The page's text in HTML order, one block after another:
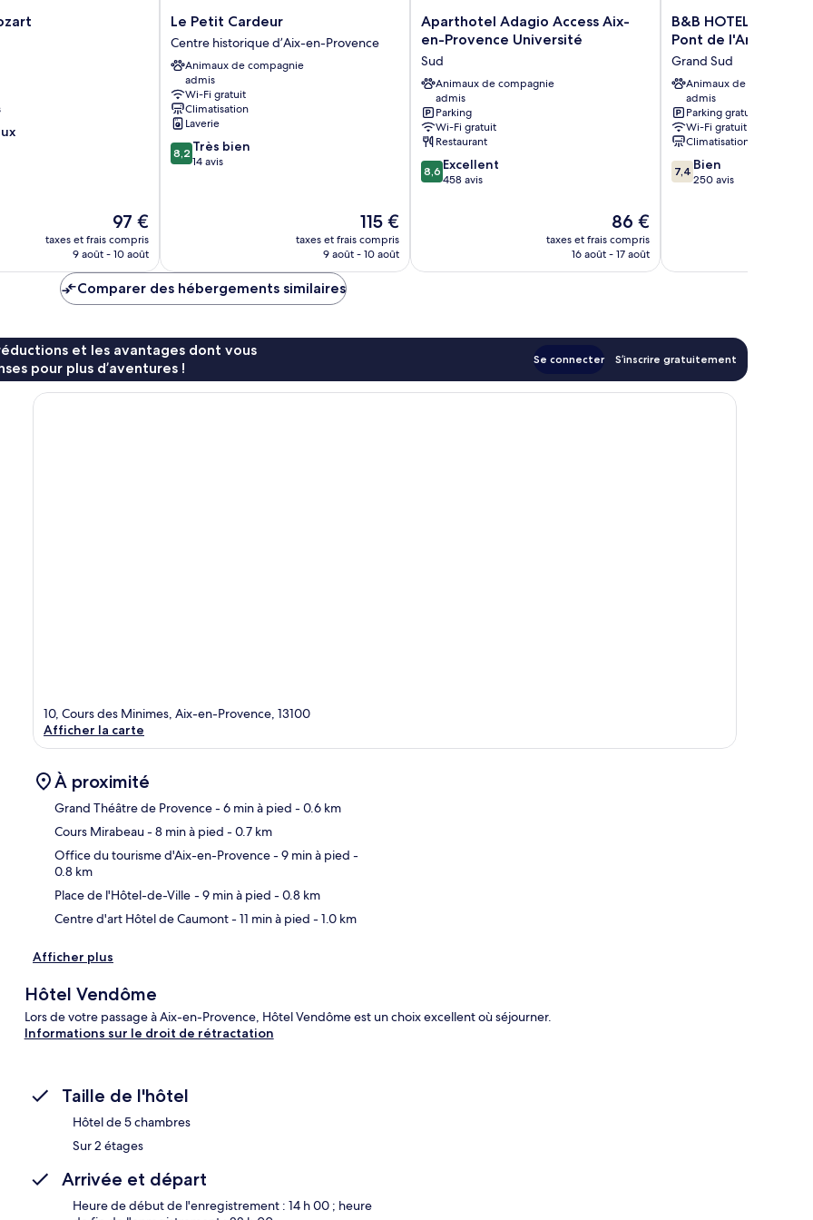
Le
nouveau
prix
de
97 €
taxes et frais compris
9 août - 10 août
Le
Petit
Cardeur
Centre
historique
d’Aix-
en-
Provence
Le Petit Cardeur
Centre historique d’Aix-en-Provence
Animaux de compagnie
admis
Wi-Fi gratuit
Climatisation
Laverie
8.2
sur
8,2 Très bien
14 avis
Le
nouveau
prix
115 €
taxes et frais compris
9 août - 10 août
Aparthotel
Adagio
Aix-
en-
Provence
Université
Sud
Aparthotel Adagio Access Aix-
en-Provence Université
Sud
Animaux de compagnie
admis
Parking
Wi-Fi gratuit
Restaurant
8.6
sur
8,6 Excellent
458 avis
Le
nouveau
prix
86 €
taxes et frais compris
16 août - 17 août
B&B
HOTEL
EN
PROVENCE
Pont
de
l'Arc
Grand
Sud
B&B HOTEL AIX EN
Pont de l'Arc
Grand Sud
Animaux de compagnie
admis
Parking gratuit
Wi-Fi gratuit
Climatisation
7.4
sur
7,4 Bien
250 avis
Comparer des hébergements similaires
et les avantages dont vous
pour plus d’aventures !
Se connecter S’inscrire gratuitement
10, Cours des Minimes, Aix-en-Provence, 13100
Afficher la carte
À proximité
Grand Théâtre de Provence- 6 min à pied - 0.6 km
Cours Mirabeau- 8 min à pied - 0.7 km
Office du tourisme d'Aix-en-Provence- 9 min à pied -
0.8 km
Place de l'Hôtel-de-Ville - 9 min à pied - 0.8 km
Centre d'art Hôtel de Caumont- 11 min à pied - 1.0 km
Afficher plus
Hôtel Vendôme
Lors de votre passage à Aix-en-Provence, Hôtel Vendôme est un choix excellent où séjourner.
Informations sur le droit de rétractation
Taille de l'hôtel
Hôtel de 5 chambres
Sur 2 étages
Arrivée et départ
Heure de début de l'enregistrement : 14 h 00 ; heure